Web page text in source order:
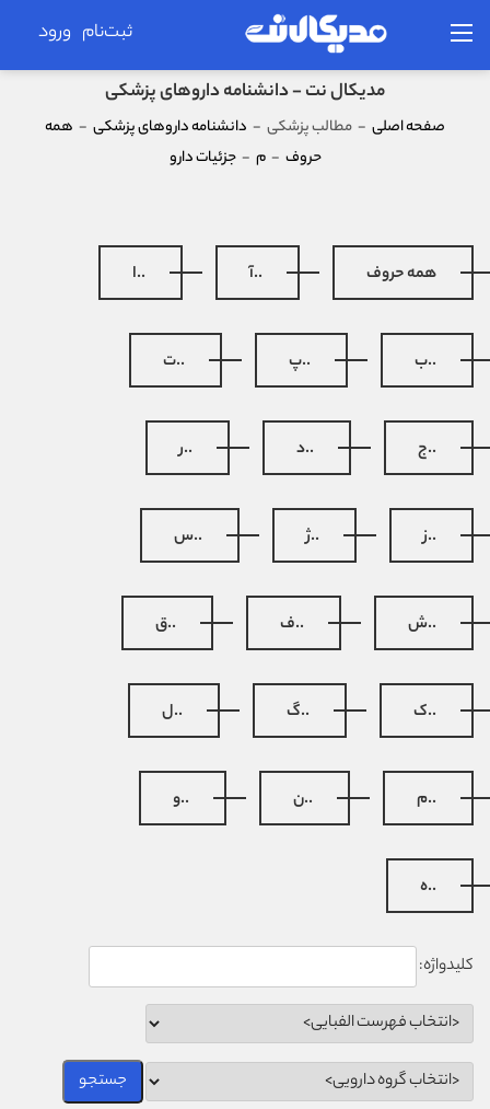
ثبت‌نام ورود
مدیکال نت - دانشنامه داروهای پزشکی
صفحه اصلی - مطالب پزشکی - دانشنامه داروهای پزشکی - همه
حروف - م - جزئیات دارو
همه حروف ..آ ..ا
..ب ..پ ..ت
..ج ..د ..ر
..ز ..ژ ..س
..ش ..ف ..ق
..ک ..گ ..ل
..م ..ن ..و
..ه
کلیدواژه: